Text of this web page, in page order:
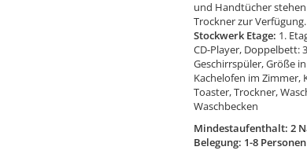
und Handtücher
Trockner zur
Stockwerk Etage: 1.
CD-Player, Doppelbett:
Geschirrspüler, Größe
Kachelofen im Zimmer,
Toaster, Trockner,
Waschbecken
Mindestaufenthalt: 2
Belegung: 1-8 Personen